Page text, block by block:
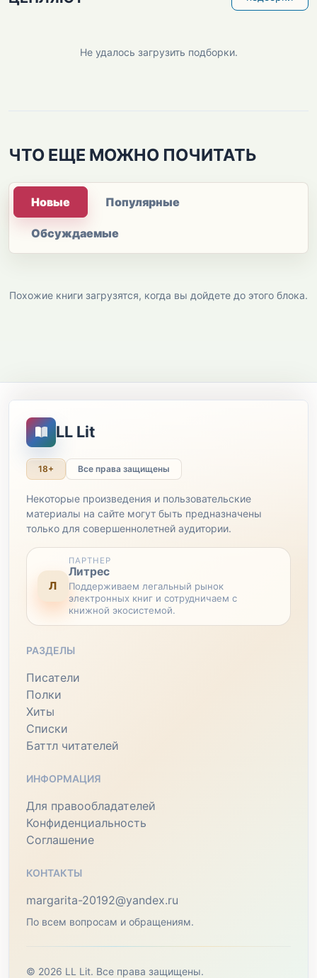
Не удалось загрузить подборки.
ЧТО ЕЩЕ МОЖНО ПОЧИТАТЬ
Новые Популярные
Обсуждаемые
Похожие книги загрузятся, когда вы дойдете до этого блока.
LL Lit
18+ Все права защищены
Некоторые произведения и пользовательские
материалы на сайте могут быть предназначены
только для совершеннолетней аудитории.
Л
ПАРТНЕР
Литрес
Поддерживаем легальный рынок
электронных книг и сотрудничаем с
книжной экосистемой.
РАЗДЕЛЫ
Писатели
Полки
Хиты
Списки
Баттл читателей
ИНФОРМАЦИЯ
Для правообладателей
Конфиденциальность
Соглашение
КОНТАКТЫ
margarita-20192@yandex.ru
По всем вопросам и обращениям.
© 2026 LL Lit. Все права защищены.